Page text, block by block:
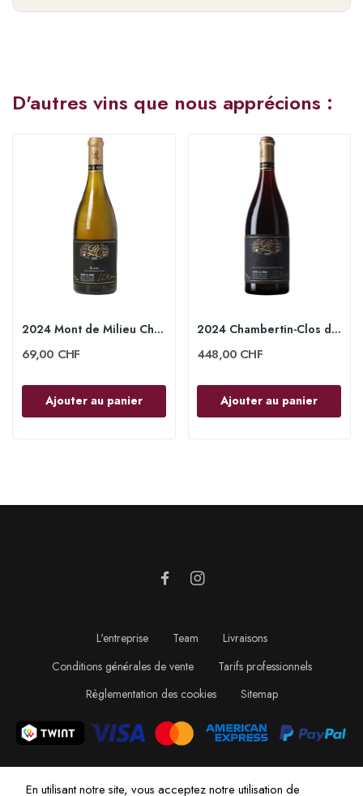
D'autres vins que nous apprécions :
2024 Mont de Milieu Chablis 1er Cru 75cl -...
69,00 CHF
Ajouter au panier
2024 Chambertin-Clos de Bèze Grand Cru 75 cl -...
448,00 CHF
Ajouter au panier
L'entreprise Team
Livraisons
Conditions générales de vente
Tarifs professionnels
Règlementation des cookies
Sitemap
En utilisant notre site, vous acceptez notre utilisation de